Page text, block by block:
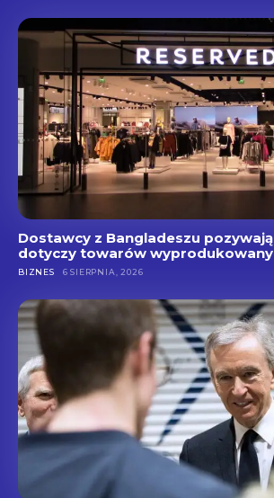
Dostawcy z Bangladeszu pozywają
dotyczy towarów
BIZNES 6 SIERPNIA, 2026